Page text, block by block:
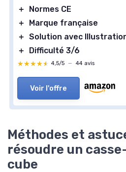
＋
Normes CE
＋
Marque française
＋ Solution avec
＋
Difficulté 3/6
★★★★★
★★★★★ 4,5/5 — 44 avis
Voir l'offre
Méthodes et
résoudre un
cube